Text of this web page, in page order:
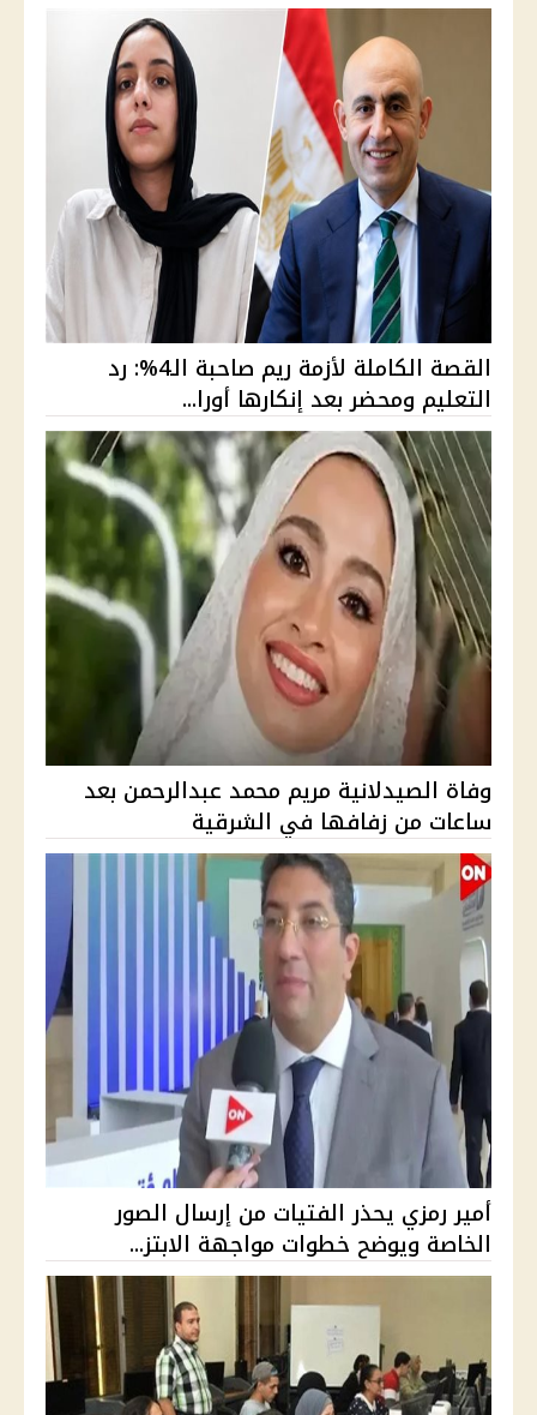
القصة الكاملة لأزمة ريم صاحبة الـ4%: رد
التعليم ومحضر بعد إنكارها أورا...
وفاة الصيدلانية مريم محمد عبدالرحمن بعد
ساعات من زفافها في الشرقية
أمير رمزي يحذر الفتيات من إرسال الصور
الخاصة ويوضح خطوات مواجهة الابتز...